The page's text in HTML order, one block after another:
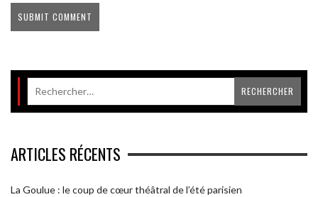
ARTICLES RÉCENTS
La Goulue : le coup de cœur théâtral de l’été parisien